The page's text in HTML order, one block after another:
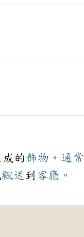
成的飾物 。 通常
飄送 到 客廳 。